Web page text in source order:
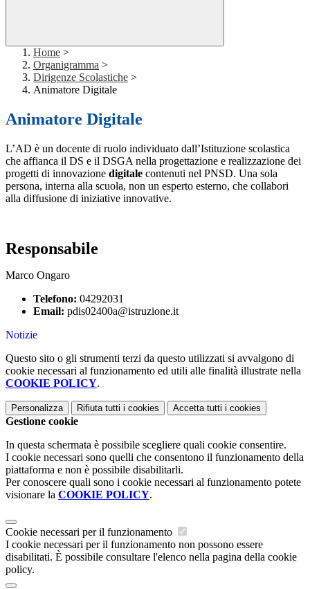
Home >
Organigramma >
Dirigenze Scolastiche >
Animatore Digitale
Animatore Digitale
L’AD è un docente di ruolo individuato dall’Istituzione scolastica
che affianca il DS e il DSGA nella progettazione e realizzazione dei
progetti di innovazione digitale contenuti nel PNSD. Una sola
persona, interna alla scuola, non un esperto esterno, che collabori
alla diffusione di iniziative innovative.
Responsabile
Marco Ongaro
Telefono: 04292031
Email: pdis02400a@istruzione.it
Notizie
Questo sito o gli strumenti terzi da questo utilizzati si avvalgono di
cookie necessari al funzionamento ed utili alle finalità illustrate nella
COOKIE POLICY.
Personalizza Rifiuta tutti i cookies Accetta tutti i cookies
Gestione cookie
In questa schermata è possibile scegliere quali cookie consentire.
I cookie necessari sono quelli che consentono il funzionamento della
piattaforma e non è possibile disabilitarli.
Per conoscere quali sono i cookie necessari al funzionamento potete
visionare la COOKIE POLICY.
Cookie necessari per il funzionamento
I cookie necessari per il funzionamento non possono essere
disabilitati. È possibile consultare l'elenco nella pagina della cookie
policy.